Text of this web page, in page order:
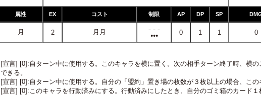
属性 EX コスト 制限 AP DP SP
月 2 月月
－－－
●●●
0 1 1 0
[宣言] [0]:自ターン中に使用する。このキャラを横に置く。次の相手ターン終了時、横
できる。
[宣言] [0]:自ターン中に使用する。自分の「盟約」置き場の枚数が３枚以上の場合、この
[宣言] [0]:このキャラを行動済みにする。行動済みにしたとき、自分のゴミ箱のカード１